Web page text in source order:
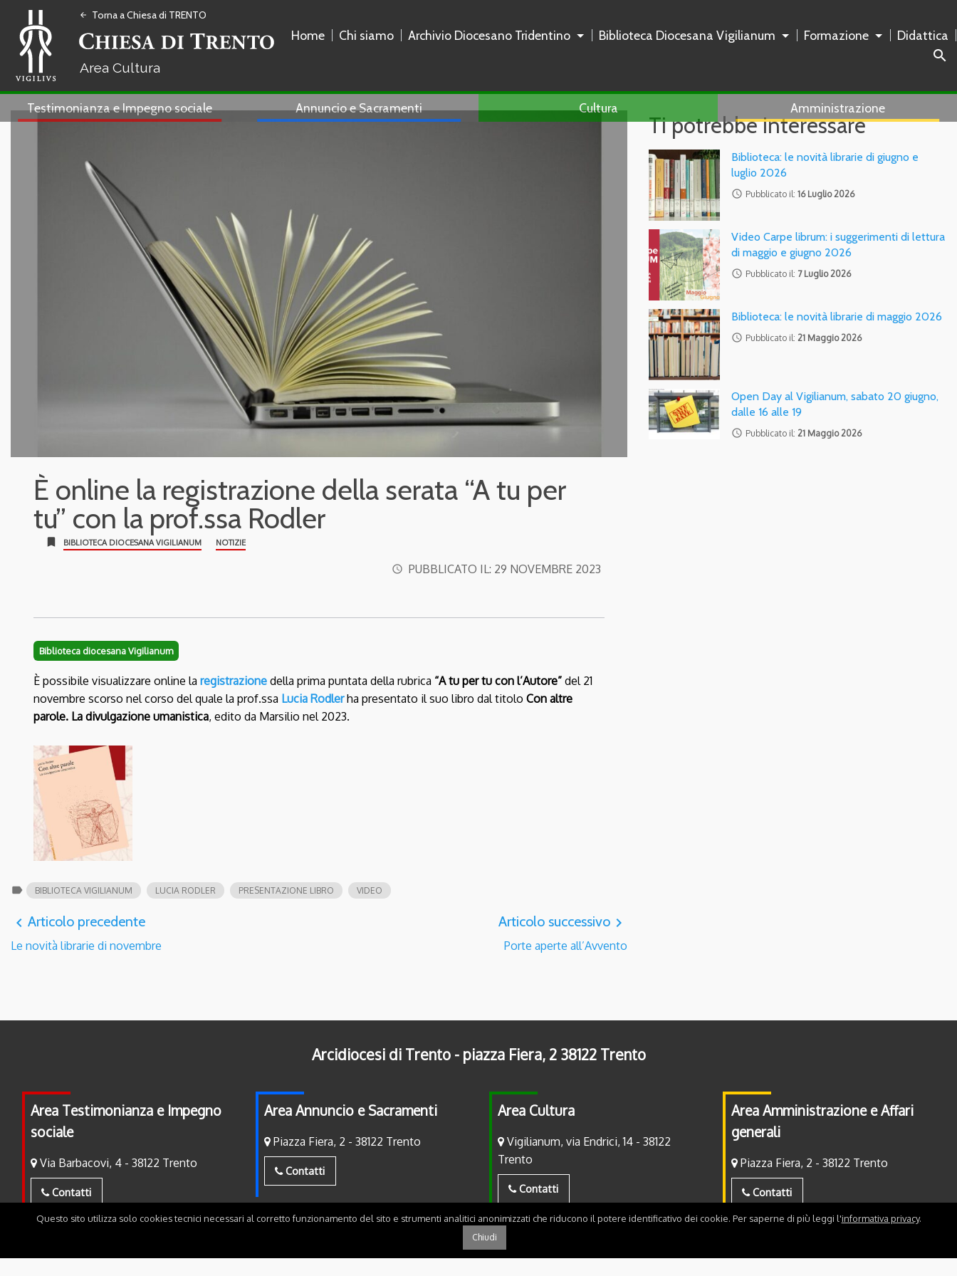
arrow_back Torna a Chiesa di TRENTO
Cultura
Home Chi siamo Archivio Diocesano Tridentino Biblioteca Diocesana Vigilianum Formazione Didattica
search
Testimonianza e Impegno sociale Annuncio e Sacramenti Cultura Amministrazione
È online la registrazione della serata “A tu per
tu” con la prof.ssa Rodler
bookmark BIBLIOTECA DIOCESANA VIGILIANUM NOTIZIE
access_time PUBBLICATO IL: 29 NOVEMBRE 2023
Biblioteca diocesana Vigilianum
È possibile visualizzare online la registrazione della prima puntata della rubrica “A tu per tu con l’Autore” del 21
novembre scorso nel corso del quale la prof.ssa Lucia Rodlerha presentato il suo libro dal titolo Con altre
parole. La divulgazione umanistica, edito da Marsilio nel 2023.
label BIBLIOTECA VIGILIANUM LUCIA RODLER PRESENTAZIONE LIBRO VIDEO
navigate_before Articolo precedente
Le novità librarie di novembre
Articolo successivo navigate_next
Porte aperte all’Avvento
Ti potrebbe interessare
Biblioteca: le novità librarie di giugno e
luglio 2026
access_time Pubblicato il:16 Luglio 2026
Video Carpe librum: i suggerimenti di lettura
di maggio e giugno 2026
access_time Pubblicato il: 7 Luglio 2026
Biblioteca: le novità librarie di maggio 2026
access_time Pubblicato il: 21 Maggio 2026
Open Day al Vigilianum, sabato 20 giugno,
dalle 16 alle 19
access_time Pubblicato il: 21 Maggio 2026
Arcidiocesi di Trento - piazza Fiera, 2 38122 Trento
Area Testimonianza e Impegno
sociale
Via Barbacovi, 4 - 38122 Trento
Contatti
Area Annuncio e Sacramenti
Piazza Fiera, 2 - 38122 Trento
Contatti
Area Cultura
Vigilianum, via Endrici, 14 - 38122
Trento
Contatti
Area Amministrazione e Affari
generali
Piazza Fiera, 2 - 38122 Trento
Contatti
Questo sito utilizza solo cookies tecnici necessari al corretto funzionamento del sito e strumenti analitici anonimizzati che riducono il potere identificativo dei cookie. Per saperne di più leggi l'informativa privacy.
Chiudi